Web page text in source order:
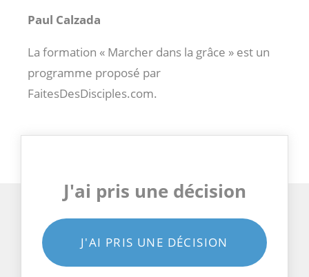
Paul Calzada
La formation « Marcher dans la grâce » est un
programme proposé par
FaitesDesDisciples.com.
J'ai pris une décision
J'AI PRIS UNE DÉCISION